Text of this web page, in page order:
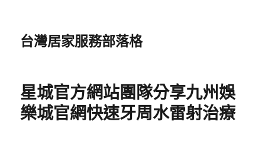
台灣居家服務部落格
星城官方網站團隊分享九州娛
樂城官網快速牙周水雷射治療